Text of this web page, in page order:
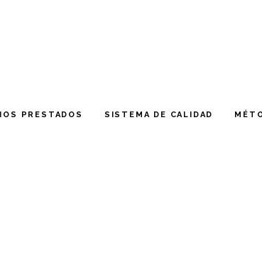
PRESTADOS SISTEMA DE CALIDAD